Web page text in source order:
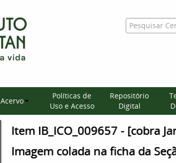
Acervo
Políticas de
Uso e Acesso
Repositório
Digital
Item IB_ICO_009657 - [cobra
Imagem colada na ficha da